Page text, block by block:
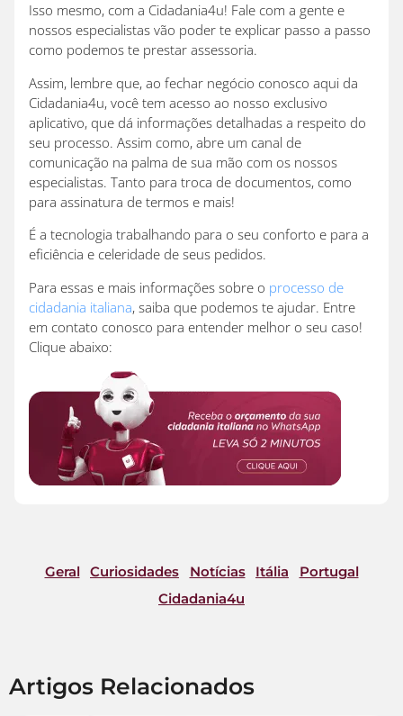
Isso mesmo, com a Cidadania4u! Fale com a gente e
nossos especialistas vão poder te explicar passo a passo
como podemos te prestar assessoria.
Assim, lembre que, ao fechar negócio conosco aqui da
Cidadania4u, você tem acesso ao nosso exclusivo
aplicativo, que dá informações detalhadas a respeito do
seu processo. Assim como, abre um canal de
comunicação na palma de sua mão com os nossos
especialistas. Tanto para troca de documentos, como
para assinatura de termos e mais!
É a tecnologia trabalhando para o seu conforto e para a
eficiência e celeridade de seus pedidos.
Para essas e mais informações sobre o processo de
cidadania italiana, saiba que podemos te ajudar. Entre
em contato conosco para entender melhor o seu caso!
Clique abaixo:
Geral Curiosidades Notícias Itália
Portugal
Cidadania4u
Artigos Relacionados